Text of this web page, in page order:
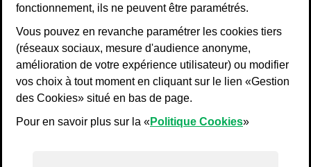
fonctionnement, ils ne peuvent être paramétrés.
Vous pouvez en revanche paramétrer les cookies tiers
(réseaux sociaux, mesure d'audience anonyme,
amélioration de votre expérience utilisateur) ou modifier
vos choix à tout moment en cliquant sur le lien «Gestion
des Cookies» situé en bas de page.
Pour en savoir plus sur la «Politique Cookies»
Liens bas de page
Mentions légales
Plan du site
Accessibilité : non conforme